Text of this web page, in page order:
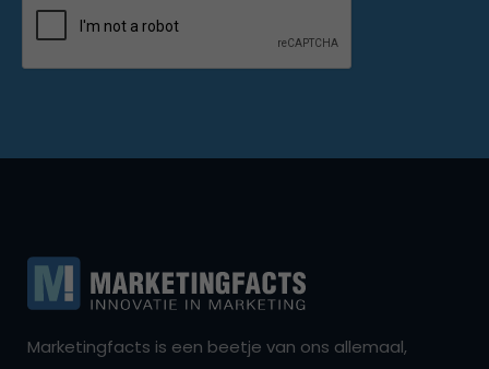
Marketingfacts is een beetje van ons allemaal,